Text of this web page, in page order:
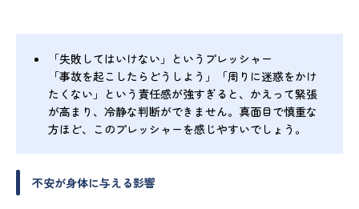
「失敗してはいけない」というプレッシャー
「事故を起こしたらどうしよう」「周りに迷惑をかけ
たくない」という責任感が強すぎると、かえって緊張
が高まり、冷静な判断ができません。真面目で慎重な
方ほど、このプレッシャーを感じやすいでしょう。
不安が身体に与える影響